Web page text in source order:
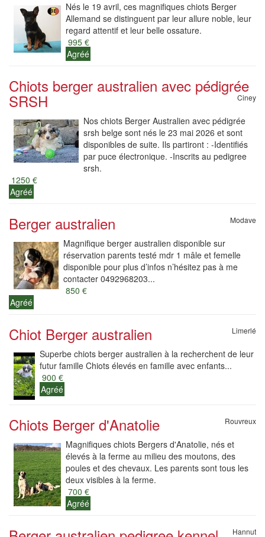
Nés le 19 avril, ces magnifiques chiots Berger
Allemand se distinguent par leur allure noble, leur
regard attentif et leur belle ossature.
995 €
Agréé
Chiots berger australien avec pédigrée
SRSH Ciney
Nos chiots Berger Australien avec pédigrée
srsh belge sont nés le 23 mai 2026 et sont
disponibles de suite. Ils partiront : -Identifiés
par puce électronique. -Inscrits au pedigree
srsh.
1250 €
Agréé
Berger australien Modave
Magnifique berger australien disponible sur
réservation parents testé mdr 1 mâle et femelle
disponible pour plus d’infos n’hésitez pas à me
contacter 0492968203...
850 €
Agréé
Chiot Berger australien Limerlé
Superbe chiots berger australien à la recherchent de leur
futur famille Chiots élevés en famille avec enfants...
900 €
Agréé
Chiots Berger d'Anatolie Rouvreux
Magnifiques chiots Bergers d'Anatolie, nés et
élevés à la ferme au milieu des moutons, des
poules et des chevaux. Les parents sont tous les
deux visibles à la ferme.
700 €
Agréé
Hannut